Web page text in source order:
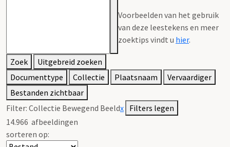
Voorbeelden van het gebruik
van deze leestekens en meer
zoektips vindt u hier.
Zoek
Uitgebreid zoeken
Documenttype
Collectie Plaatsnaam
Vervaardiger
Bestanden zichtbaar
Filter: Collectie Bewegend Beeldx Filters legen
14.966 afbeeldingen
sorteren op: